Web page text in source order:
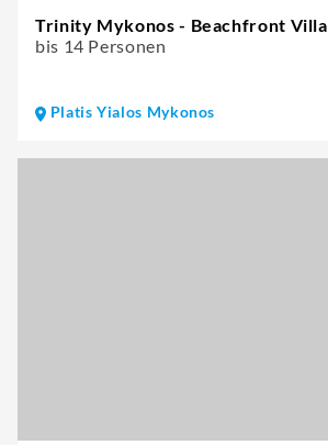
Trinity Mykonos - Beachfront Villa
bis 14 Personen
Platis Yialos Mykonos